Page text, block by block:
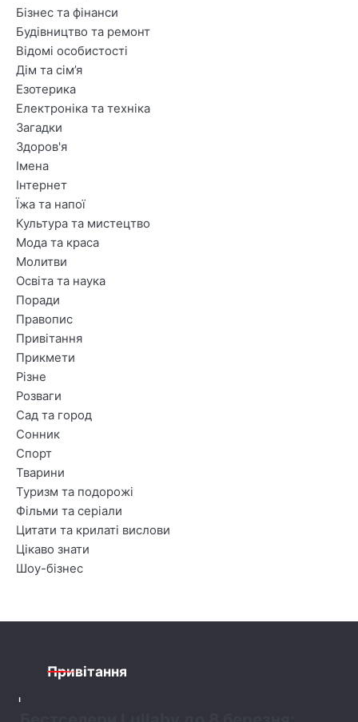
Бізнес та фінанси
Будівництво та ремонт
Відомі особистості
Дім та сім’я
Езотерика
Електроніка та техніка
Загадки
Здоров'я
Імена
Інтернет
Їжа та напої
Культура та мистецтво
Мода та краса
Молитви
Освіта та наука
Поради
Правопис
Привітання
Прикмети
Різне
Розваги
Сад та город
Сонник
Спорт
Тварини
Туризм та подорожі
Фільми та серіали
Цитати та крилаті вислови
Цікаво знати
Шоу-бізнес
Привітання
1